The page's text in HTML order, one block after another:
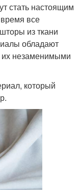
стать настоящим
все
из ткани
обладают
незаменимыми
который